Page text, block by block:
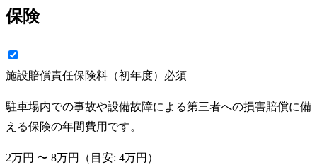
保険
施設賠償責任保険料（初年度） 必須
駐車場内での事故や設備故障による第三者への損害賠償に備
える保険の年間費用です。
2万円 〜 8万円 （目安: 4万円 ）